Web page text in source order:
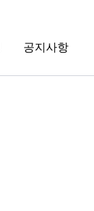
공지사항